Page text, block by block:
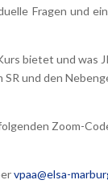
Fragen und
bietet und was
SR und den
Zoom-
vpaa@elsa-